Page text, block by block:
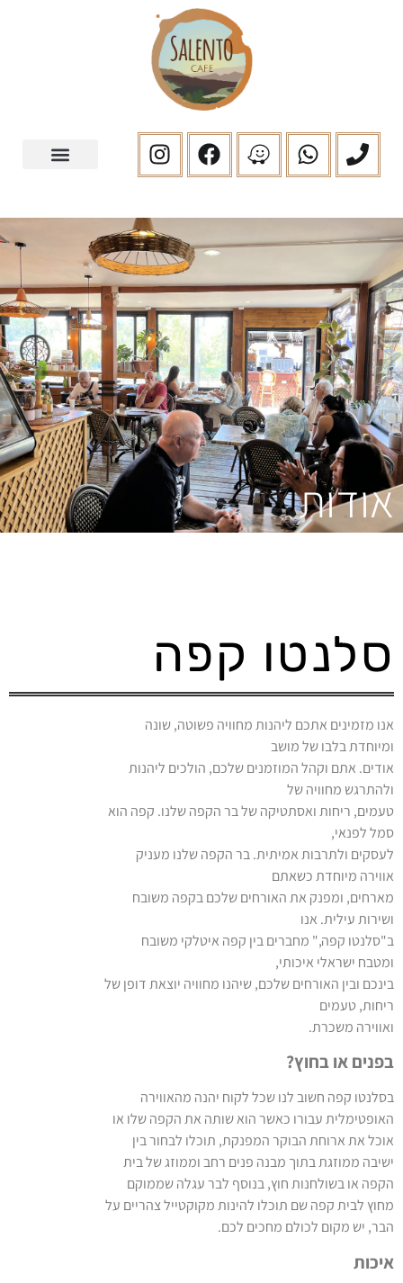
אודות
סלנטו קפה
אנו מזמינים אתכם ליהנות מחוויה פשוטה, שונה
ומיוחדת בלבו של מושב
אודים. אתם וקהל המוזמנים שלכם, הולכים ליהנות
ולהתרגש מחוויה של
טעמים, ריחות ואסתטיקה של בר הקפה שלנו. קפה הוא
סמל לפנאי,
לעסקים ולתרבות אמיתית. בר הקפה שלנו מעניק
אווירה מיוחדת כשאתם
מארחים, ומפנק את האורחים שלכם בקפה משובח
ושירות עילית. אנו
ב"סלנטו קפה," מחברים בין קפה איטלקי משובח
ומטבח ישראלי איכותי,
בינכם ובין האורחים שלכם, שיהנו מחוויה יוצאת דופן של
ריחות, טעמים
ואווירה משכרת.
בפנים או בחוץ?
בסלנטו קפה חשוב לנו שכל לקוח יהנה מהאווירה
האופטימלית עבורו כאשר הוא שותה אתהקפה שלו או
אוכל את ארוחת הבוקר המפנקת, תוכלו לבחור בין
ישיבה ממוזגת בתוך מבנה פנים רחב וממוזג של בית
הקפה או בשולחנות חוץ, בנוסף לבר עגלה שממוקם
מחוץ לבית קפה שם תוכלו להינות מקוקטייל צהריים על
הבר, יש מקום לכולם מחכים לכם.
איכות